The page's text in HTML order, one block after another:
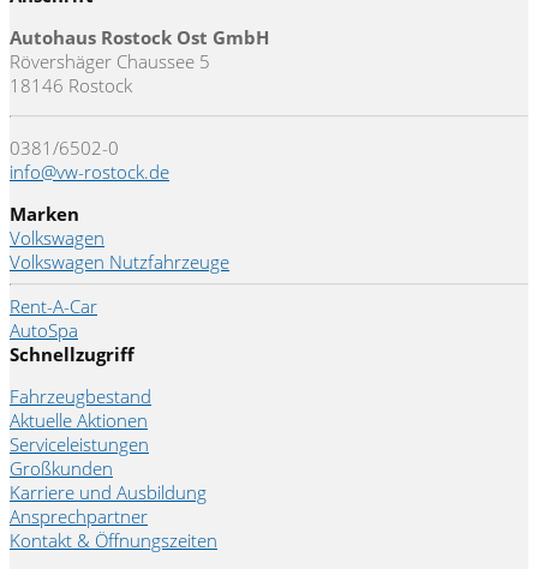
Autohaus Rostock Ost GmbH
Rövershäger Chaussee 5
18146 Rostock
0381/6502-0
info@vw-rostock.de
Marken
Volkswagen
Volkswagen Nutzfahrzeuge
Rent-A-Car
AutoSpa
Schnellzugriff
Fahrzeugbestand
Aktuelle Aktionen
Serviceleistungen
Großkunden
Karriere und Ausbildung
Ansprechpartner
Kontakt & Öffnungszeiten